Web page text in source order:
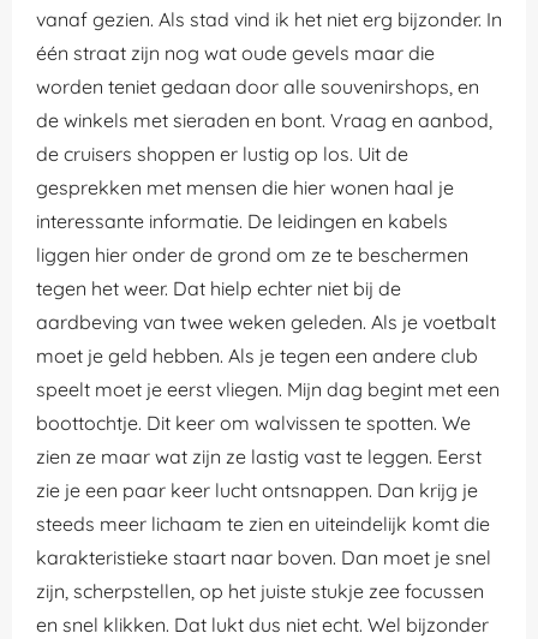
vanaf gezien. Als stad vind ik het niet erg bijzonder. In
één straat zijn nog wat oude gevels maar die
worden teniet gedaan door alle souvenirshops, en
de winkels met sieraden en bont. Vraag en aanbod,
de cruisers shoppen er lustig op los. Uit de
gesprekken met mensen die hier wonen haal je
interessante informatie. De leidingen en kabels
liggen hier onder de grond om ze te beschermen
tegen het weer. Dat hielp echter niet bij de
aardbeving van twee weken geleden. Als je voetbalt
moet je geld hebben. Als je tegen een andere club
speelt moet je eerst vliegen. Mijn dag begint met een
boottochtje. Dit keer om walvissen te spotten. We
zien ze maar wat zijn ze lastig vast te leggen. Eerst
zie je een paar keer lucht ontsnappen. Dan krijg je
steeds meer lichaam te zien en uiteindelijk komt die
karakteristieke staart naar boven. Dan moet je snel
zijn, scherpstellen, op het juiste stukje zee focussen
en snel klikken. Dat lukt dus niet echt. Wel bijzonder